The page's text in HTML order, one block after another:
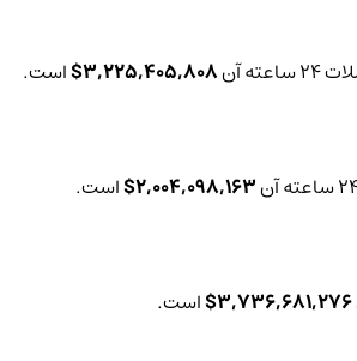
آن 3,225,405,808$ است.
2,004,098,163$ است.
3,736,681,276$ است.